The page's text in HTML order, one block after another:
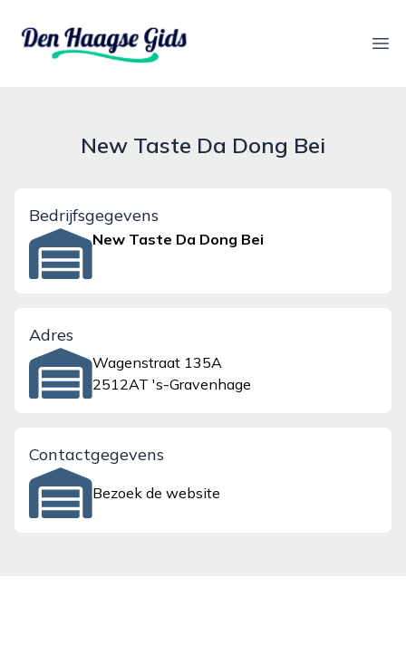
denhaagsegids.nl
New Taste Da Dong Bei
Bedrijfsgegevens
New Taste Da Dong Bei
Adres
Wagenstraat 135A
2512AT 's-Gravenhage
Contactgegevens
Bezoek de website